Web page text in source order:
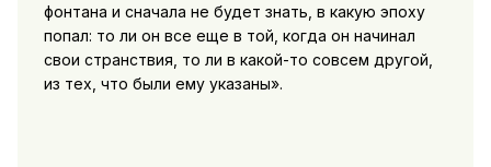
фонтана и сначала не будет знать, в какую эпоху
попал: то ли он все еще в той, когда он начинал
свои странствия, то ли в какой-то совсем другой,
из тех, что были ему указаны».